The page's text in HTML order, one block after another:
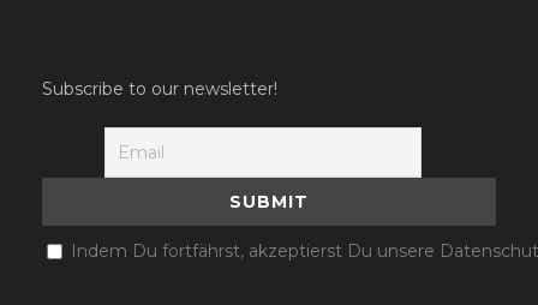
Subscribe to our newsletter!
Indem Du fortfährst, akzeptierst Du unsere